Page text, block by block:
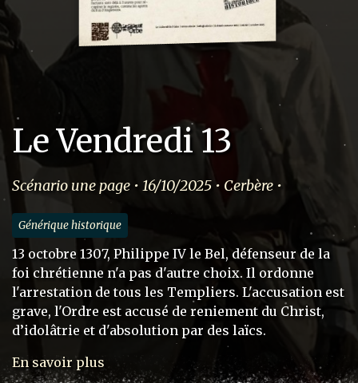
Le Vendredi 13
Scénario une page • 16/10/2025 • Cerbère •
Générique historique
13 octobre 1307, Philippe IV le Bel, défenseur de la
foi chrétienne n'a pas d'autre choix. Il ordonne
l'arrestation de tous les Templiers. L'accusation est
grave, l'Ordre est accusé de reniement du Christ,
d’idolâtrie et d'absolution par des laïcs.
En savoir plus